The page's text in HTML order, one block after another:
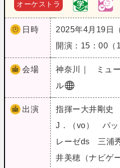
オーケストラ
日時
2025年4月19日
開演：15：00（
会場 神奈川｜
ミュ
ル
出演
指揮ー大井剛
J．（vo） パッ
レーゼds 三浦
井美穂（ナビゲ